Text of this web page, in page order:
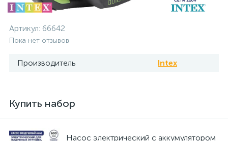
Артикул: 66642
Пока нет отзывов
Производитель Intex
Купить набор
Насос электрический с аккумулятором